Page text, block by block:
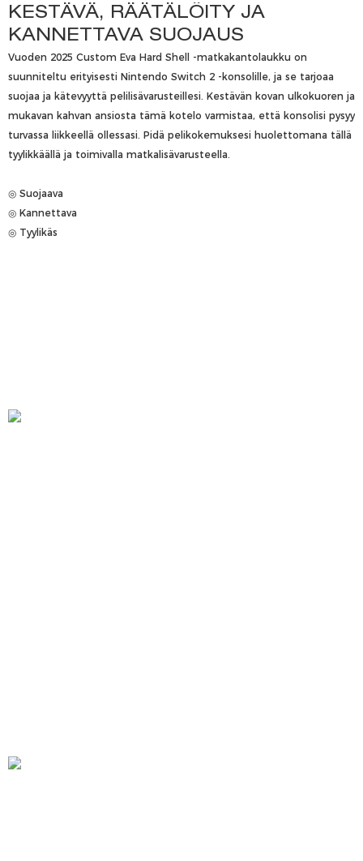
KESTÄVÄ, RÄÄTÄLÖITY JA
KANNETTAVA SUOJAUS
Vuoden 2025 Custom Eva Hard Shell -matkakantolaukku on
suunniteltu erityisesti Nintendo Switch 2 -konsolille, ja se tarjoaa
suojaa ja kätevyyttä pelilisävarusteillesi. Kestävän kovan ulkokuoren ja
mukavan kahvan ansiosta tämä kotelo varmistaa, että konsolisi pysyy
turvassa liikkeellä ollessasi. Pidä pelikokemuksesi huolettomana tällä
tyylikkäällä ja toimivalla matkalisävarusteella.
◎ Suojaava
◎ Kannettava
◎ Tyylikäs